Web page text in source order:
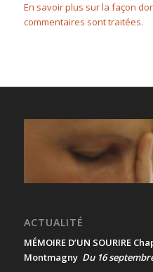
En savoir plus sur la façon
commentaires sont traitées.
ACTUALITÉ
MÉMOIRE D’UN SOURIRE
Montmagny Du 16